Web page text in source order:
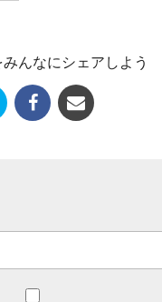
んなにシェアしよう